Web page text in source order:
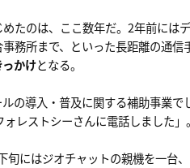
たのは、ここ数年だ。2年前に
務所まで、といった長距離の通
かけとなる。
の導入・普及に関する補助事業
レストシーさんに電話しました」。
にはジオチャットの親機を一台